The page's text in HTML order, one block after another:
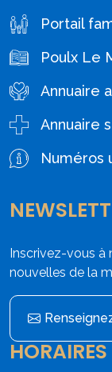
Portail
Poulx Le
Annuaire
Annuaire
Numéros
Inscrivez-vous à
nouvelles de la